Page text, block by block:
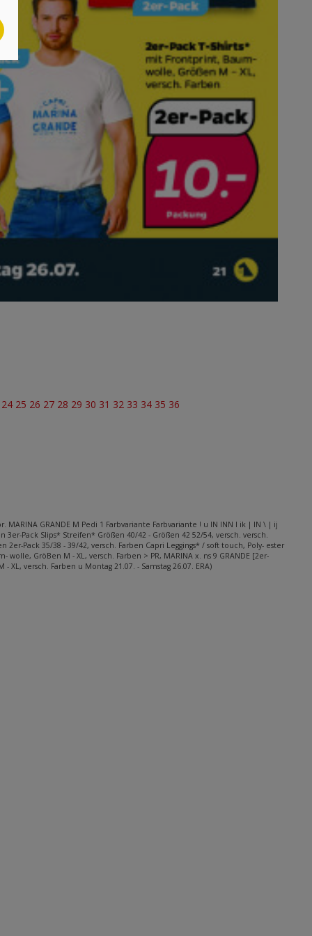
24 25 26 27 28 29 30 31 32 33 34 35 36
GRANDE M Pedi 1 Farbvariante Farbvariante ! u IN INN I ik | IN \ | ij
Pack Slips* Streifen* Größen 40/42 - Größen 42 52/54, versch. versch.
Pack 35/38 - 39/42, versch. Farben Capri Leggings* / soft touch, Poly- ester
GröBen M - XL, versch. Farben > PR, MARINA x. ns 9 GRANDE [2er-
versch. Farben u Montag 21.07. - Samstag 26.07. ERA)